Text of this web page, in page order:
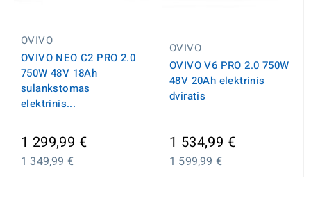
OVIVO
OVIVO NEO C2 PRO 2.0
750W 48V 18Ah
sulankstomas
elektrinis...
1 299,99 €Įprasta
1 349,99 €
OVIVO
OVIVO V6 PRO 2.0 750W
48V 20Ah elektrinis
dviratis
1 534,99 €Įprasta
1 599,99 €